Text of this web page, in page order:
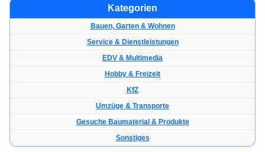
Kategorien
Bauen, Garten & Wohnen
Service & Dienstleistungen
EDV & Multimedia
Hobby & Freizeit
KfZ
Umzüge & Transporte
Gesuche Baumaterial & Produkte
Sonstiges